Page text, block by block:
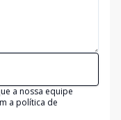
a nossa equipe
a política de